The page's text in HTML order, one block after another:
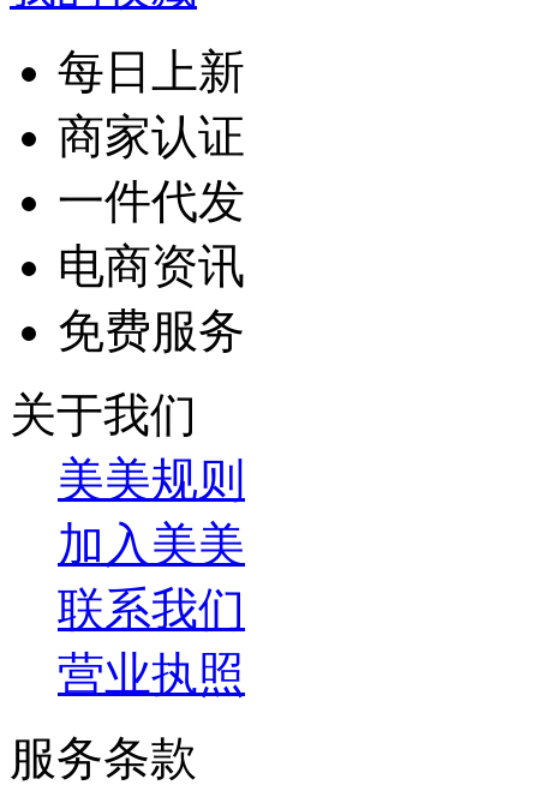
每日上新
商家认证
一件代发
电商资讯
免费服务
关于我们
美美规则
加入美美
联系我们
营业执照
服务条款